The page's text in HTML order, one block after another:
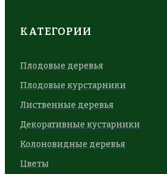
КАТЕГОРИИ
Плодовые деревья
Плодовые курстарники
Лиственные деревья
Декоративные кустарники
Колоновидные деревья
Цветы